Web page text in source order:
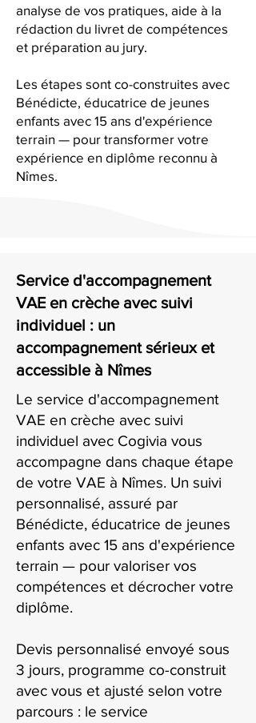
analyse de vos pratiques, aide à la
rédaction du livret de compétences
et préparation au jury.
Les étapes sont co-construites avec
Bénédicte, éducatrice de jeunes
enfants avec 15 ans d'expérience
terrain — pour transformer votre
expérience en diplôme reconnu à
Nîmes.
Service d'accompagnement
VAE en crèche avec suivi
individuel : un
accompagnement sérieux et
accessible à Nîmes
Le service d'accompagnement
VAE en crèche avec suivi
individuel avec Cogivia vous
accompagne dans chaque étape
de votre VAE à Nîmes. Un suivi
personnalisé, assuré par
Bénédicte, éducatrice de jeunes
enfants avec 15 ans d'expérience
terrain — pour valoriser vos
compétences et décrocher votre
diplôme.
Devis personnalisé envoyé sous
3 jours, programme co-construit
avec vous et ajusté selon votre
parcours : le service